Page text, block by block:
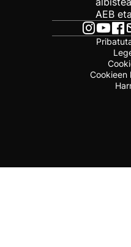
AEB
Cookieen